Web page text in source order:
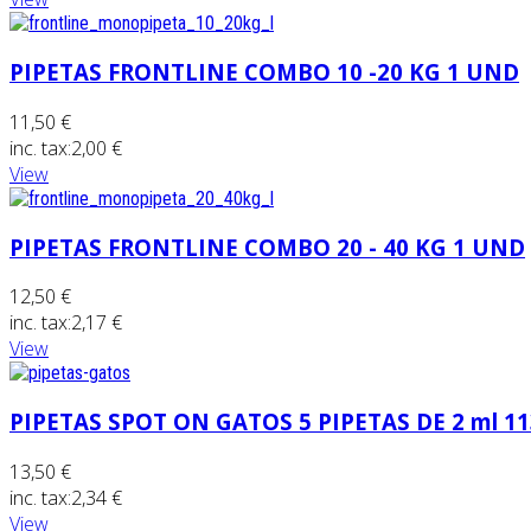
PIPETAS FRONTLINE COMBO 10 -20 KG 1 UND
11,50 €
inc. tax:2,00 €
View
PIPETAS FRONTLINE COMBO 20 - 40 KG 1 UND
12,50 €
inc. tax:2,17 €
View
PIPETAS SPOT ON GATOS 5 PIPETAS DE 2 ml
13,50 €
inc. tax:2,34 €
View